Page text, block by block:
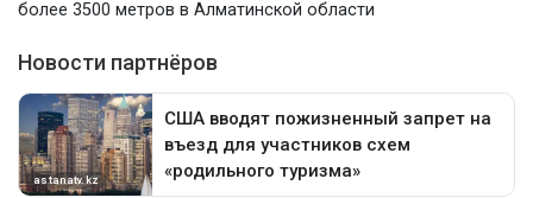
более 3500 метров в Алматинской области